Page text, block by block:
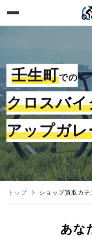
壬生町での
クロスバ
アップガ
トップ ショップ買取カテ
あな